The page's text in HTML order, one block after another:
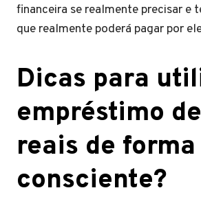
financeira se realmente precisar e
que realmente poderá pagar por
Dicas para
empréstimo
reais de forma
consciente?